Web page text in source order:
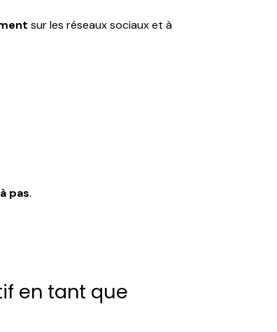
sur les réseaux sociaux et à
pas.
en tant que